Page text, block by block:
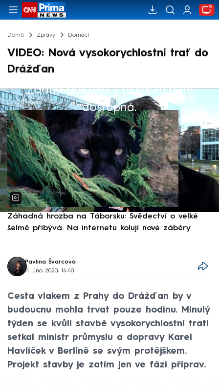
Domů Zprávy Domácí
VIDEO: Nová vysokorychlostní trať do
Drážďan
Žádná položka z playlistu není
dostupná.
Výběr redakce
Záhadná hrozba na Táborsku: Svědectví o velké
šelmě přibývá. Na internetu kolují nové záběry
Pavlína Švarcová
11. úno 2020, 14:40
Cesta vlakem z Prahy do Drážďan by v
budoucnu mohla trvat pouze hodinu. Minulý
týden se kvůli stavbě vysokorychlostní trati
setkal ministr průmyslu a dopravy Karel
Havlíček v Berlíně se svým protějškem.
Projekt stavby je zatím jen ve fázi příprav.